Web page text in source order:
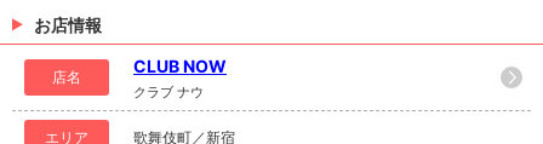
お店情報
店名
CLUB NOW
クラブ ナウ
エリア 歌舞伎町／新宿